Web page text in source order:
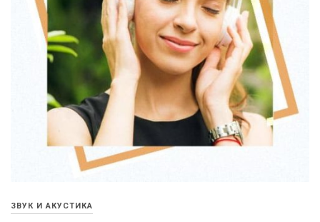
ЗВУК И АКУСТИКА